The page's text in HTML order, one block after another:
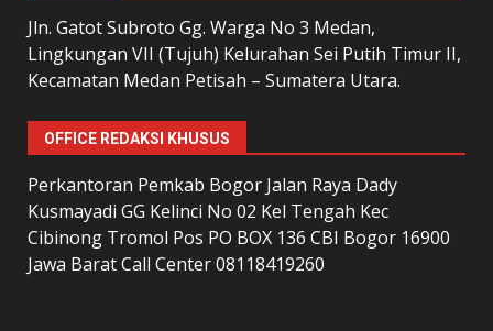
Jln. Gatot Subroto Gg. Warga No 3 Medan,
Lingkungan VII (Tujuh) Kelurahan Sei Putih Timur II,
Kecamatan Medan Petisah – Sumatera Utara.
OFFICE REDAKSI KHUSUS
Perkantoran Pemkab Bogor Jalan Raya Dady
Kusmayadi GG Kelinci No 02 Kel Tengah Kec
Cibinong Tromol Pos PO BOX 136 CBI Bogor 16900
Jawa Barat Call Center 08118419260